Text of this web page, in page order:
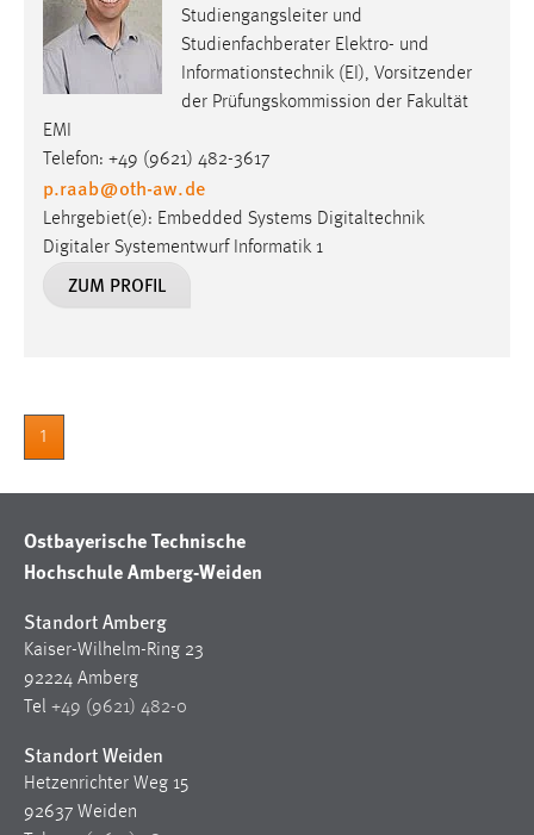
Studiengangsleiter und
Studienfachberater Elektro- und
Informationstechnik (EI), Vorsitzender
der Prüfungskommission der Fakultät
EMI
Telefon: +49 (9621) 482-3617
p.raab@oth-aw.de
Lehrgebiet(e): Embedded Systems Digitaltechnik
Digitaler Systementwurf Informatik 1
ZUM PROFIL
1
Ostbayerische Technische
Hochschule Amberg-Weiden
Standort Amberg
Kaiser-Wilhelm-Ring 23
92224 Amberg
Tel +49 (9621) 482-0
Standort Weiden
Hetzenrichter Weg 15
92637 Weiden